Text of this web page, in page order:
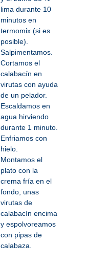
lima durante 10
minutos en
termomix (si es
posible).
Salpimentamos.
Cortamos el
calabacín en
virutas con ayuda
de un pelador.
Escaldamos en
agua hirviendo
durante 1 minuto.
Enfriamos con
hielo.
Montamos el
plato con la
crema fría en el
fondo, unas
virutas de
calabacín encima
y espolvoreamos
con pipas de
calabaza.